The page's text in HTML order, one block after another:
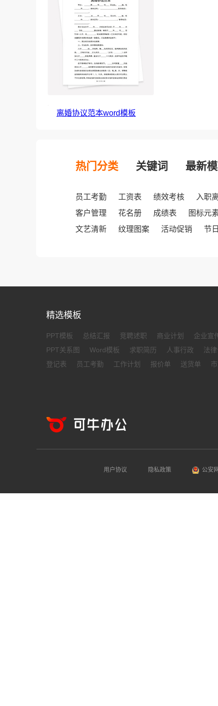
离婚协议范本word模板
热门分类 关键词 最新
员工考勤 工资表 绩效考核
入职
客户管理
花名册 成绩表
图标元
文艺清新
纹理图案 活动促销 节
精选模板
PPT模板 总结汇报 竞聘述职 商业计划
企业宣
PPT关系图
Word模板 求职简历 人事行政
法
登记表
员工考勤 工作计划 报价单 送货单
用户协议 隐私政策 公安